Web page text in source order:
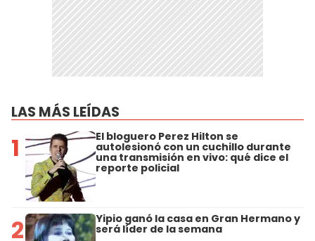
LAS MÁS LEÍDAS
1 El bloguero Perez Hilton se
autolesionó con un cuchillo durante
una transmisión en vivo: qué dice el
reporte policial
2 Yipio ganó la casa en Gran Hermano y
será líder de la semana